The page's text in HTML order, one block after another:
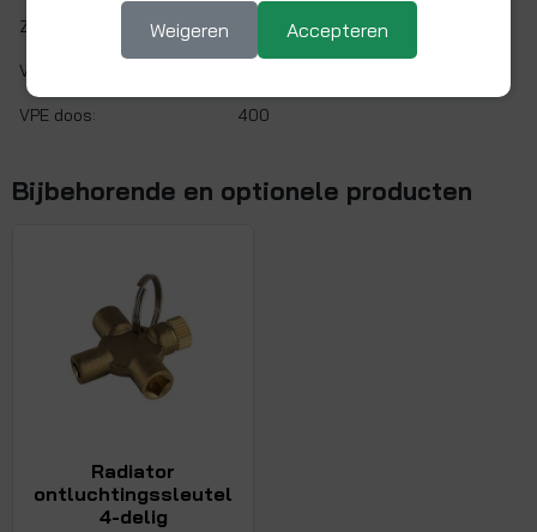
Zelfdichtend:
VPE zak:
VPE doos: 400
Bijbehorende en optionele producten
Radiator
ontluchtingssleutel
4-delig
Weigeren Accepteren